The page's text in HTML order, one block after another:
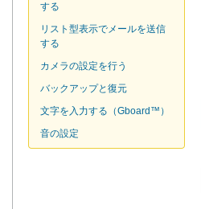
する
リスト型表示でメールを送信
する
カメラの設定を行う
バックアップと復元
文字を入力する（Gboard™）
音の設定